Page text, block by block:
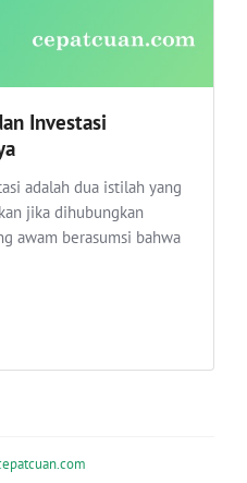
Investasi
adalah dua istilah yang
jika dihubungkan
awam berasumsi bahwa